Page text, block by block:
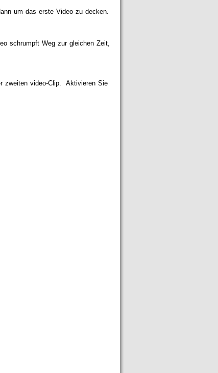
um das erste Video zu decken.
schrumpft Weg zur gleichen Zeit,
zweiten video-Clip. Aktivieren Sie